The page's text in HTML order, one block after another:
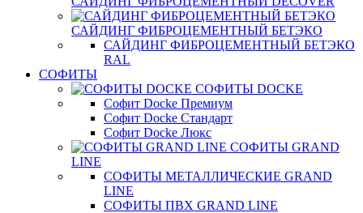
САЙДИНГ ФИБРОЦЕМЕНТНЫЙ БЕТЭКО
САЙДИНГ ФИБРОЦЕМЕНТНЫЙ БЕТЭКО
RAL
СОФИТЫ
СОФИТЫ DOCKE
Софит Docke Премиум
Софит Docke Стандарт
Софит Docke Люкс
СОФИТЫ GRAND
LINE
СОФИТЫ МЕТАЛЛИЧЕСКИЕ GRAND
LINE
СОФИТЫ ПВХ GRAND LINE